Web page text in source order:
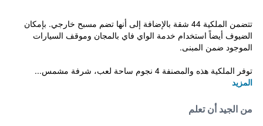
تتضمن الملكية 44 شقة بالإضافة إلى أنها تضم مسبح خارجي. بإمكان
الضيوف أيضاً استخدام خدمة الواي فاي بالمجان وموقف السيارات
الموجود ضمن المبنى.
توفر الملكية هذه والمصنفة 4 نجوم ساحة لعب، شرفة مشمس...
المزيد
من الجيد أن تعلم